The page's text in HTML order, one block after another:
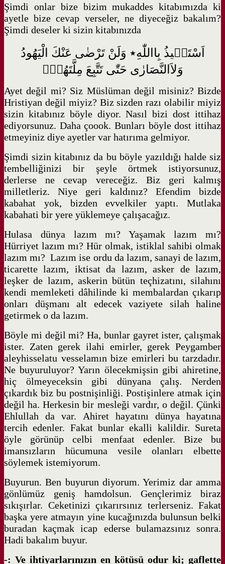
Şimdi onlar bize bizim mukaddes kitabımızda ki
ayetle bize cevap verseler, ne diyeceğiz bakalım?
Şimdi deseler ki sizin kitabınızda
اَسْتَع۪يذُ بِااللّٰهِ٭ وَلَنْ تَرْضٰى عَنْكَ الْيَهُودُ
وَلاَالنَّصَارٰى حَتّٰى تَتَّبِعَ مِلَّتَهُمْۜ
Ayet değil mi? Siz Müslüman değil misiniz? Bizde
Hristiyan değil miyiz? Biz sizden razı olabilir miyiz
sizin kitabınız böyle diyor. Nasıl bizi dost ittihaz
ediyorsunuz. Daha çoook. Bunları böyle dost ittihaz
etmeyiniz diye ayetler var hatırıma gelmiyor.
Şimdi sizin kitabınız da bu böyle yazıldığı halde siz
tembelliğinizi bir şeyle örtmek istiyorsunuz,
derlerse ne cevap vereceğiz. Biz geri kalmış
milletleriz. Niye geri kaldınız? Efendim bizde
kabahat yok, bizden evvelkiler yaptı. Mutlaka
kabahati bir yere yüklemeye çalışacağız.
Hulasa dünya lazım mı? Yaşamak lazım mı?
Hürriyet lazım mı? Hür olmak, istiklal sahibi olmak
lazım mı? Lazım ise ordu da lazım, sanayi de lazım,
ticarette lazım, iktisat da lazım, asker de lazım,
leşker de lazım, askerin bütün teçhizatını, silahını
kendi memleketi dâhilinde ki membalardan çıkarıp
onları düşmanı alt edecek vaziyete silah haline
getirmek o da lazım.
Böyle mi değil mi? Ha, bunlar gayret ister, çalışmak
ister. Zaten gerek ilahi emirler, gerek Peygamber
aleyhisselatu vesselamın bize emirleri bu tarzdadır.
Ne buyuruluyor? Yarın ölecekmişsin gibi ahiretine,
hiç ölmeyeceksin gibi dünyana çalış. Nerden
çıkardık biz bu postnişinliği. Postişinlere atmak için
değil ha. Herkesin bir mesleği vardır, o değil. Çünki
Ehlullah da var. Ahiret hayatını dünya hayatına
tercih edenler. Fakat bunlar ekalli kalildir. Sureta
öyle görünüp celbi menfaat edenler. Bize bu
imansızların hücumuna vesile olanları elbette
söylemek istemiyorum.
Buyurun. Ben buyurun diyorum. Yerimiz dar amma
gönlümüz geniş hamdolsun. Gençlerimiz biraz
sıkışırlar. Ceketinizi çıkarırsınız terlerseniz. Fakat
başka yere atmayın yine kucağınızda bulunsun belki
buradan kaçmak icap ederse bulamazsınız sonra.
Hadi bakalım buyur.
-: Ve ihtiyarlarınızın en kötüsü odur ki; gaflette